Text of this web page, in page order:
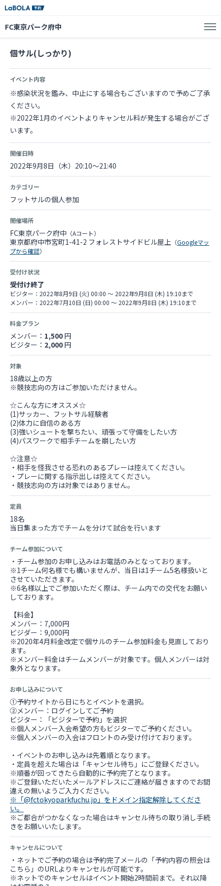
FC東京パーク府中
個サル(しっかり)
イベント内容
※感染状況を鑑み、中止にする場合もございますので予めご了承
ください。
※2022年1月のイベントよりキャンセル料が発生する場合がござ
います。
開催日時
2022年9月8日（木）20:10～21:40
カテゴリー
フットサルの個人参加
開催場所
FC東京パーク府中 （Aコート）
東京都府中市宮町1-41-2 フォレストサイドビル屋上 （Googleマッ
プから確認）
受付け状況
受付け終了
ビジター：2022年8月9日 (火) 00:00 〜 2022年9月8日 (木) 19:10まで
メンバー：2022年7月10日 (日) 00:00 〜 2022年9月8日 (木) 19:10まで
料金プラン
メンバー： 1,500 円
ビジター： 2,000 円
対象
18歳以上の方
※競技志向の方はご参加いただけません。
☆こんな方にオススメ☆
(1)サッカー、フットサル経験者
(2)体力に自信のある方
(3)強いシュートを撃ちたい、頑張って守備をしたい方
(4)パスワークで相手チームを崩したい方
☆注意☆
・相手を怪我させる恐れのあるプレーは控えてください。
・プレーに関する指示出しは控えてください。
・競技志向の方は対象ではありません。
定員
18名
当日集まった方でチームを分けて試合を行います
チーム参加について
・チーム参加のお申し込みはお電話のみとなっております。
※1チーム何名様でも構いませんが、当日は1チーム5名様扱いと
させていただきます。
※6名様以上でご参加いただく際は、チーム内での交代をお願い
しております。
【料金】
メンバー：7,000円
ビジダー：9,000円
※2020年4月料金改定で個サルのチーム参加料金も見直しており
ます。
※メンバー料金はチームメンバーが対象です。個人メンバーは対
象外となります。
お申し込みについて
①予約サイトから日にちとイベントを選択。
②メンバー：ログインしてご予約
ビジター：「ビジターで予約」を選択
※個人メンバー入会希望の方もビジターでご予約ください。
※個人メンバーの入会はフロントのみ受け付けております。
・イベントのお申し込みは先着順となります。
・定員を超えた場合は「キャンセル待ち」にご登録ください。
※順番が回ってきたら自動的に予約完了となります。
※ご登録いただいたメールアドレスにご連絡が届きますのでお間
※「@fctokyoparkfuchu.jp」をドメイン指定解除してくださ
い。
※ご都合がつかなくなった場合はキャンセル待ちの取り消し手続
きをお願いいたします。
キャンセルについて
・ネットでご予約の場合は予約完了メールの「予約内容の照会は
こちら」のURLよりキャンセルが可能です。
※ネットでのキャンセルはイベント開始2時間前まで。それ以降